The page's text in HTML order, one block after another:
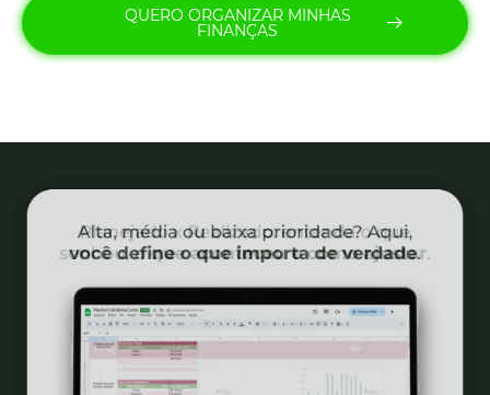
QUERO ORGANIZAR MINHAS
FINANÇAS